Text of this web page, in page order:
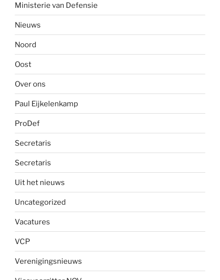
Ministerie van Defensie
Nieuws
Noord
Oost
Over ons
Paul Eijkelenkamp
ProDef
Secretaris
Secretaris
Uit het nieuws
Uncategorized
Vacatures
VCP
Verenigingsnieuws